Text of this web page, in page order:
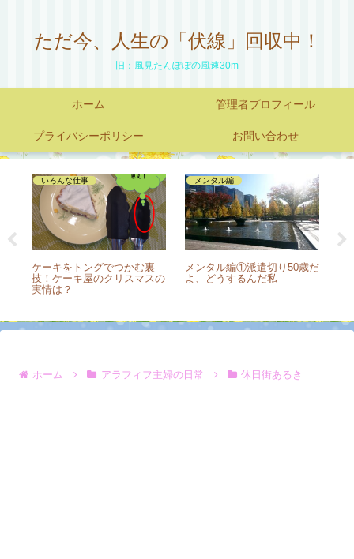
ただ今、人生の「伏線」回収中！
旧：風見たんぽぽの風速30m
ホーム 管理者プロフィール
プライバシーポリシー お問い合わせ
いろんな仕事
ケーキをトングでつかむ裏
技！ケーキ屋のクリスマスの
実情は？
メンタル編
メンタル編①派遣切り50歳だ
よ、どうするんだ私
ホーム アラフィフ主婦の日常 休日街あるき